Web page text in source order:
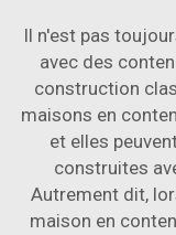
Il n'est pas
avec des
construction
maisons en
et elles
construites
Autrement dit,
maison en